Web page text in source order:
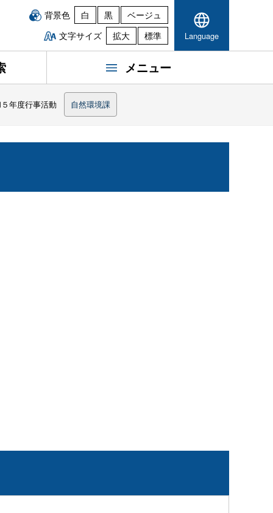
背景色 白 黒
ベージュ
文字サイズ
拡大 標準 Language
メニュー
年度行事活動 自然環境課